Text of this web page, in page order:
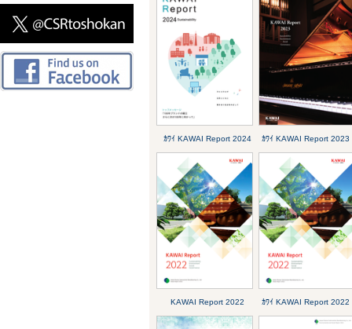
ｶﾜｲ KAWAI Report 2024 ｶﾜｲ KAWAI Report 2023
KAWAI Report 2022 ｶﾜｲ KAWAI Report 2022